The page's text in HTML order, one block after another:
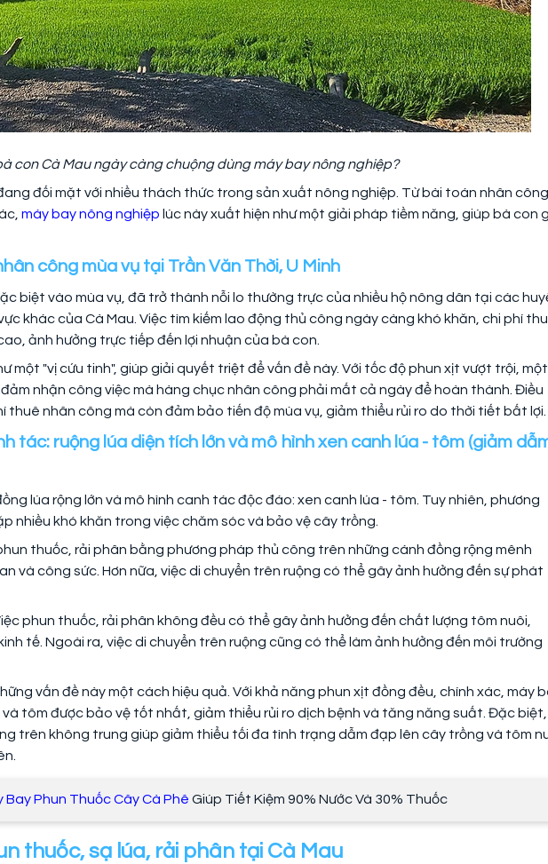
con Cà Mau ngày càng chuộng dùng máy bay nông nghiệp?
đối mặt với nhiều thách thức trong sản xuất nông nghiệp. Từ bài toán nhân công
máy bay nông nghiệp lúc này xuất hiện như một giải pháp tiềm năng, giúp bà con
công mùa vụ tại Trần Văn Thời, U Minh
biệt vào mùa vụ, đã trở thành nỗi lo thường trực của nhiều hộ nông dân tại các
khác của Cà Mau. Việc tìm kiếm lao động thủ công ngày càng khó khăn, chi phí
ảnh hưởng trực tiếp đến lợi nhuận của bà con.
một "vị cứu tinh", giúp giải quyết triệt để vấn đề này. Với tốc độ phun xịt vượt trội, một
nhận công việc mà hàng chục nhân công phải mất cả ngày để hoàn thành. Điều
thuê nhân công mà còn đảm bảo tiến độ mùa vụ, giảm thiểu rủi ro do thời tiết bất lợi.
tác: ruộng lúa diện tích lớn và mô hình xen canh lúa - tôm (giảm
lúa rộng lớn và mô hình canh tác độc đáo: xen canh lúa - tôm. Tuy nhiên, phương
nhiều khó khăn trong việc chăm sóc và bảo vệ cây trồng.
thuốc, rải phân bằng phương pháp thủ công trên những cánh đồng rộng mênh
và công sức. Hơn nữa, việc di chuyển trên ruộng có thể gây ảnh hưởng đến sự phát
phun thuốc, rải phân không đều có thể gây ảnh hưởng đến chất lượng tôm nuôi,
tế. Ngoài ra, việc di chuyển trên ruộng cũng có thể làm ảnh hưởng đến môi trường
vấn đề này một cách hiệu quả. Với khả năng phun xịt đồng đều, chính xác, máy
tôm được bảo vệ tốt nhất, giảm thiểu rủi ro dịch bệnh và tăng năng suất. Đặc biệt,
trên không trung giúp giảm thiểu tối đa tình trạng dẫm đạp lên cây trồng và tôm
Bay Phun Thuốc Cây Cà Phê Giúp Tiết Kiệm 90% Nước Và 30% Thuốc
thuốc, sạ lúa, rải phân tại Cà Mau